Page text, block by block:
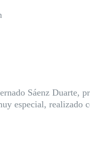
Sáenz Duarte,
especial, realizado